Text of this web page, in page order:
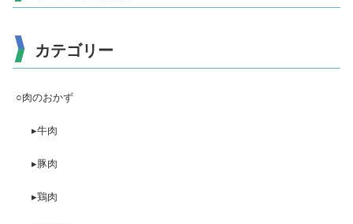
カテゴリー
○肉のおかず
▸牛肉
▸豚肉
▸鶏肉